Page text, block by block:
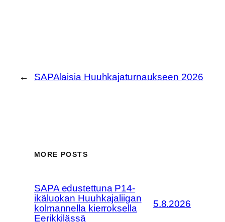
← SAPAlaisia Huuhkajaturnaukseen 2026
MORE POSTS
SAPA edustettuna P14-
ikäluokan Huuhkajaliigan
kolmannella kierroksella
Eerikkilässä
5.8.2026